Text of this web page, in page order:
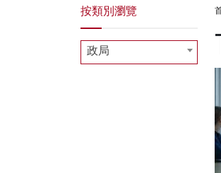
按類別瀏覽
政局